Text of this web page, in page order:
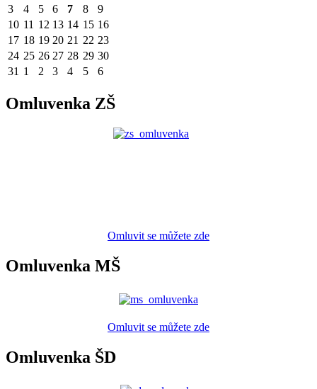
3 4 5 6 7 8
9
10 11 12 13 14 15 16
17 18 19 20 21 22 23
24 25 26 27 28 29 30
31 1 2 3 4 5 6
Omluvenka ZŠ
Omluvit se můžete zde
Omluvenka MŠ
Omluvit se můžete zde
Omluvenka ŠD